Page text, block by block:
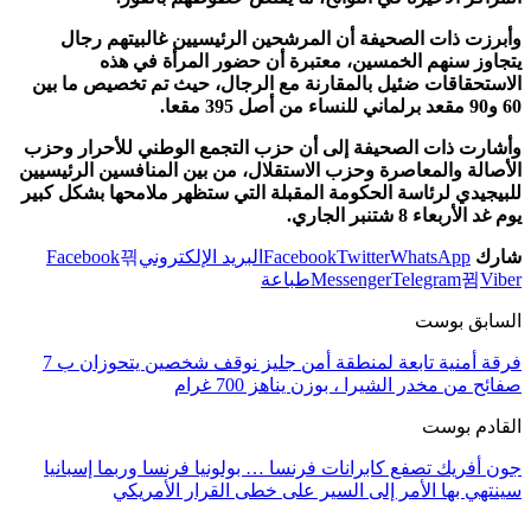
وأبرزت ذات الصحيفة أن المرشحين الرئيسيين غالبيتهم رجال
يتجاوز سنهم الخمسين، معتبرة أن حضور المرأة في هذه
الاستحقاقات ضئيل بالمقارنة مع الرجال، حيث تم تخصيص ما بين
60 و90 مقعد برلماني للنساء من أصل 395 مقعا.
وأشارت ذات الصحيفة إلى أن حزب التجمع الوطني للأحرار وحزب
الأصالة والمعاصرة وحزب الاستقلال، من بين المنافسين الرئيسيين
للبيجيدي لرئاسة الحكومة المقبلة التي ستظهر ملامحها بشكل كبير
يوم غد الأربعاء 8 شتنبر الجاري.
شارك FacebookTwitterWhatsApp البريد الإلكتروني
Facebook
MessengerTelegram Viber طباعة
السابق بوست
فرقة أمنية تابعة لمنطقة أمن جليز نوقف شخصين يتحوزان ب 7
صفائح من مخدر الشيرا ، بوزن يناهز 700 غرام
القادم بوست
جون أفريك تصفع كابرانات فرنسا … بولونيا فرنسا وربما إسبانيا
سينتهي بها الأمر إلى السير على خطى القرار الأمريكي